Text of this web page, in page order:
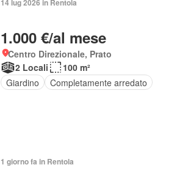
14 lug 2026 in Rentola
1.000 €/al mese
Centro Direzionale, Prato
2 Locali
100 m²
Giardino
Completamente arredato
1 giorno fa in Rentola